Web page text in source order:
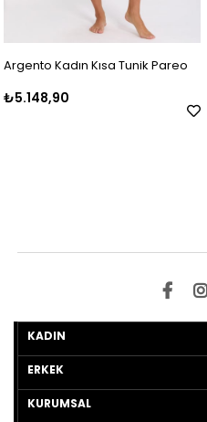
Argento Kadın Kısa Tunik Pareo
₺5.148,90
KADIN
ERKEK
KURUMSAL